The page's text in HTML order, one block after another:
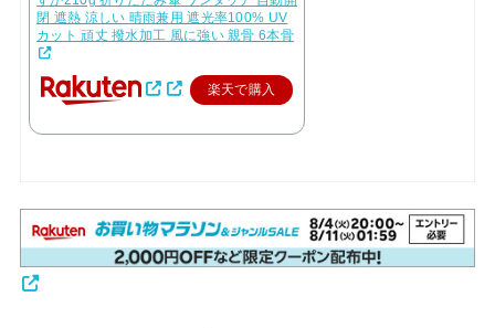
閉 遮熱 涼しい 晴雨兼用 遮光率100% UV
カット 頑丈 撥水加工 風に強い 親骨 6本骨
楽天で購入